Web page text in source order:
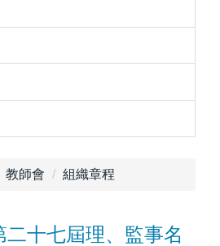
教師會 組織章程
十七屆理、監事名